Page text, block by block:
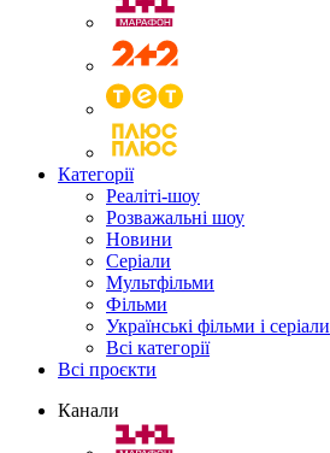
Категорії
Реаліті-шоу
Розважальні шоу
Новини
Серіали
Мультфільми
Фільми
Українські фільми і серіали
Всі категорії
Всі проєкти
Канали